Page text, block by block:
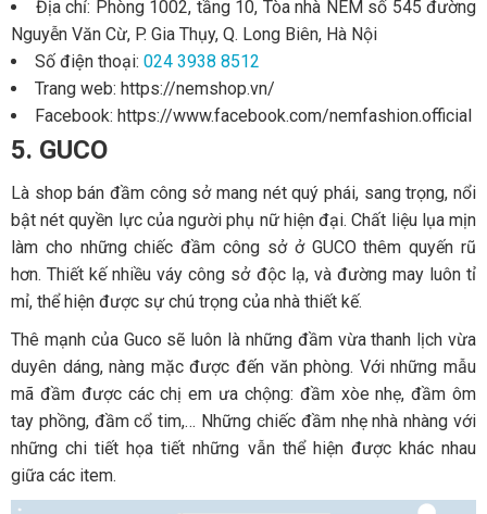
Địa chỉ: Phòng 1002, tầng 10, Tòa nhà NEM số 545 đường
Nguyễn Văn Cừ, P. Gia Thụy, Q. Long Biên, Hà Nội
Số điện thoại: 024 3938 8512
Trang web: https://nemshop.vn/
Facebook: https://www.facebook.com/nemfashion.official
5. GUCO
Là shop bán đầm công sở mang nét quý phái, sang trọng, nổi
bật nét quyền lực của người phụ nữ hiện đại. Chất liệu lụa mịn
làm cho những chiếc đầm công sở ở GUCO thêm quyến rũ
hơn. Thiết kế nhiều váy công sở độc lạ, và đường may luôn tỉ
mỉ, thể hiện được sự chú trọng của nhà thiết kế.
Thê mạnh của Guco sẽ luôn là những đầm vừa thanh lịch vừa
duyên dáng, nàng mặc được đến văn phòng. Với những mẫu
mã đầm được các chị em ưa chộng: đầm xòe nhẹ, đầm ôm
tay phồng, đầm cổ tim,… Những chiếc đầm nhẹ nhà nhàng với
những chi tiết họa tiết những vẫn thể hiện được khác nhau
giữa các item.